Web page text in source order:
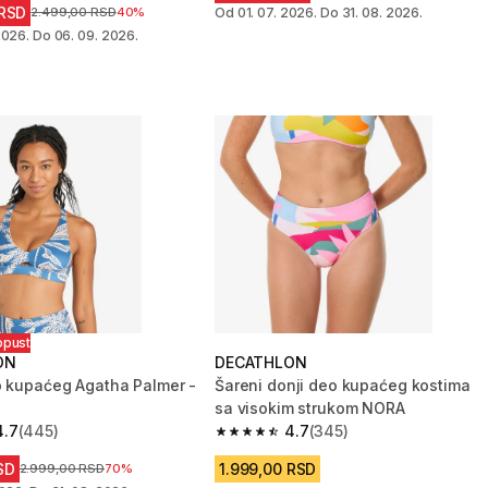
Cena pre sniženja
2.499,00 RSD40%
Do 06. 09. 2026.
Od 01. 07. 2026. Do 31. 08. 2026.
kupaćeg Agatha Palmer -
from 445 Recenzije
(445)
Cena pre sniženja
2.999,00 RSD70%
DECATHLON
Šareni donji deo kupaćeg kostima
sa visokim strukom NORA
4.7
4.7 od 5 zvezdica from 345
(345)
1.999,00 RSD